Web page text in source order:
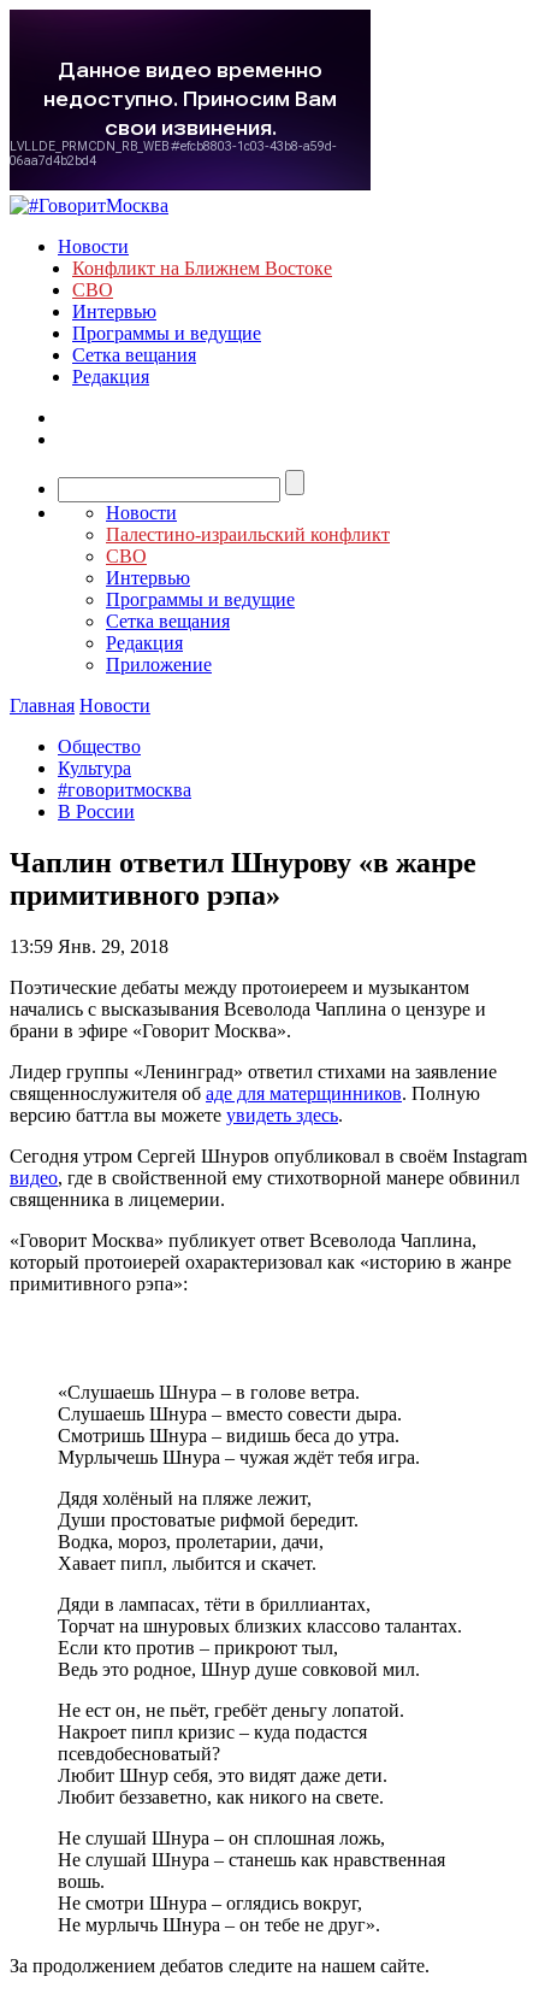
Новости
Конфликт на Ближнем Востоке
СВО
Интервью
Программы и ведущие
Сетка вещания
Редакция
Новости
Палестино-израильский конфликт
СВО
Интервью
Программы и ведущие
Сетка вещания
Редакция
Приложение
Главная Новости
Общество
Культура
#говоритмосква
В России
Чаплин ответил Шнурову «в жанре
примитивного рэпа»
13:59 Янв. 29, 2018
Поэтические дебаты между протоиереем и музыкантом
начались с высказывания Всеволода Чаплина о цензуре и
брани в эфире «Говорит Москва».
Лидер группы «Ленинград» ответил стихами на заявление
священнослужителя об аде для матерщинников. Полную
версию баттла вы можете увидеть здесь.
Сегодня утром Сергей Шнуров опубликовал в своём Instagram
видео, где в свойственной ему стихотворной манере обвинил
священника в лицемерии.
«Говорит Москва» публикует ответ Всеволода Чаплина,
который протоиерей охарактеризовал как «историю в жанре
примитивного рэпа»:
«Слушаешь Шнура – в голове ветра.
Слушаешь Шнура – вместо совести дыра.
Смотришь Шнура – видишь беса до утра.
Мурлычешь Шнура – чужая ждёт тебя игра.
Дядя холёный на пляже лежит,
Души простоватые рифмой бередит.
Водка, мороз, пролетарии, дачи,
Хавает пипл, лыбится и скачет.
Дяди в лампасах, тёти в бриллиантах,
Торчат на шнуровых близких классово талантах.
Если кто против – прикроют тыл,
Ведь это родное, Шнур душе совковой мил.
Не ест он, не пьёт, гребёт деньгу лопатой.
Накроет пипл кризис – куда подастся
псевдобесноватый?
Любит Шнур себя, это видят даже дети.
Любит беззаветно, как никого на свете.
Не слушай Шнура – он сплошная ложь,
Не слушай Шнура – станешь как нравственная
вошь.
Не смотри Шнура – оглядись вокруг,
Не мурлычь Шнура – он тебе не друг».
За продолжением дебатов следите на нашем сайте.